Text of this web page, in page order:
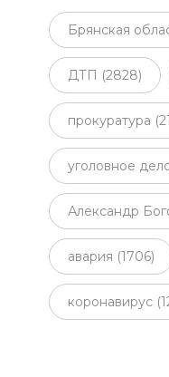
Брянская
ДТП (2828)
прокуратура
уголовное
Александр
авария (1706)
коронавирус